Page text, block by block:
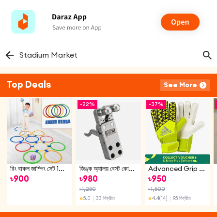
Stadium Market
Top Deals See More
রিং বাকল জাম্পিং সেট 10 পিস
৳900
-22%
জিঙ্ক অ্যালয় বেস্ট কোয়ালিটি আউটডোর গেমিং স্প্রেডার রিলিজ ডিভাইস ক্যাটাপল্ট ডিআইওয়াই অ্যাকসেসরি টুল (স্ক্রু সেট ফ্রি উপলব্ধ হলেই হবে)
৳980
৳1,250
5.0 33 বিক্রীত
-37%
Advanced Grip Football Gloves - Enhance Your Control And Durability On The Field In Any Weather Condition With These Football Gloves Featuring Advanced Grip Technology.
৳950
৳1,500
4.4(14) ｜95 বিক্রীত